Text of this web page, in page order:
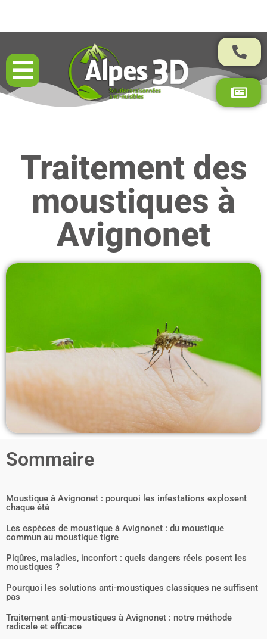
Résultats garantis par contrat
Traitement des
moustiques à
Avignonet
Sommaire
Moustique à Avignonet : pourquoi les infestations explosent
chaque été
Les espèces de moustique à Avignonet : du moustique
commun au moustique tigre
Piqûres, maladies, inconfort : quels dangers réels posent les
moustiques ?
Pourquoi les solutions anti-moustiques classiques ne suffisent
pas
Traitement anti-moustiques à Avignonet : notre méthode
radicale et efficace